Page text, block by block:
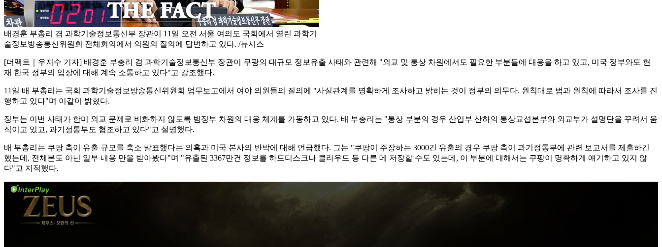
배경훈 부총리 겸 과학기술정보통신부 장관이 11일 오전 서울 여의도 국회에서 열린 과학기
술정보방송통신위원회 전체회의에서 의원의 질의에 답변하고 있다. /뉴시스
[더팩트｜우지수 기자] 배경훈 부총리 겸 과학기술정보통신부 장관이 쿠팡의 대규모 정보유출 사태와 관련해 "외교 및 통상 차원에서도 필요한 부분들에 대응을 하고 있고, 미국 정부와도 현
재 한국 정부의 입장에 대해 계속 소통하고 있다"고 강조했다.
11일 배 부총리는 국회 과학기술정보방송통신위원회 업무보고에서 여야 의원들의 질의에 "사실관계를 명확하게 조사하고 밝히는 것이 정부의 의무다. 원칙대로 법과 원칙에 따라서 조사를 진
행하고 있다"며 이같이 밝혔다.
정부는 이번 사태가 한미 외교 문제로 비화하지 않도록 범정부 차원의 대응 체계를 가동하고 있다. 배 부총리는 "통상 부분의 경우 산업부 산하의 통상교섭본부와 외교부가 설명단을 꾸려서 움
직이고 있고, 과기정통부도 협조하고 있다"고 설명했다.
배 부총리는 쿠팡 측이 유출 규모를 축소 발표했다는 의혹과 미국 본사의 반박에 대해 언급했다. 그는 "쿠팡이 주장하는 3000건 유출의 경우 쿠팡 측이 과기정통부에 관련 보고서를 제출하긴
했는데, 전체본도 아닌 일부 내용 만을 받아봤다"며 "유출된 3367만건 정보를 하드디스크나 클라우드 등 다른 데 저장할 수도 있는데, 이 부분에 대해서는 쿠팡이 명확하게 얘기하고 있지 않
다"고 지적했다.